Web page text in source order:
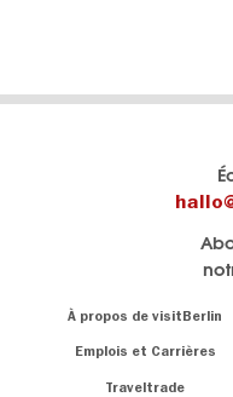
Navigation:
À propos de visitBerlin
Emplois et Carrières
Traveltrade
Berlin et sommes